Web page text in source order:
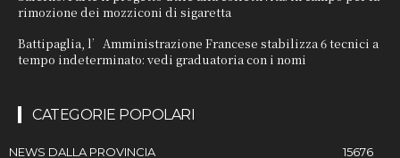
rimozione dei mozziconi di sigaretta
Battipaglia, l’Amministrazione Francese stabilizza 6 tecnici a
tempo indeterminato: vedi graduatoria con i nomi
CATEGORIE POPOLARI
NEWS DALLA PROVINCIA 15676